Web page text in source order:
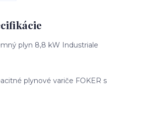
plyn 8,8 kW Industriale
plynové variče FOKER s